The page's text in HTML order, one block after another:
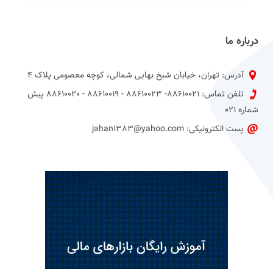
درباره ما
آدرس: تهران، خیابان شیخ بهایی شمالی، کوچه معصومی پلاک 4
تلفن تماس: 88610021- 88610023 - 88610019 - 88610020 پیش
شماره 021
پست الکترونیکی: jahan1383@yahoo.com